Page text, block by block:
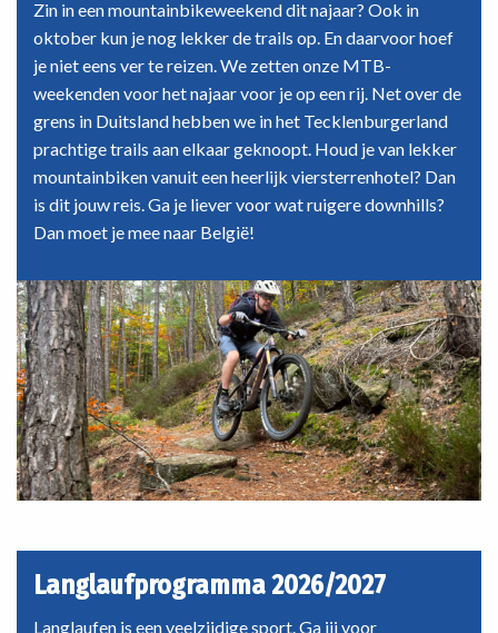
tocht
door
de
Highlands
Zin in een mountainbikeweekend dit najaar? Ook in
oktober kun je nog lekker de trails op. En daarvoor hoef
je niet eens ver te reizen. We zetten onze MTB-
weekenden voor het najaar voor je op een rij. Net over de
grens in Duitsland hebben we in het Tecklenburgerland
prachtige trails aan elkaar geknoopt. Houd je van lekker
mountainbiken vanuit een heerlijk viersterrenhotel? Dan
is dit jouw reis. Ga je liever voor wat ruigere downhills?
Dan moet je mee naar België!
Langlaufprogramma 2026/2027
Langlaufen is een veelzijdige sport. Ga jij voor